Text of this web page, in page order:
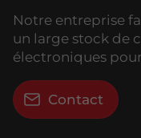
Notre entreprise
un large stock de
électroniques
Contact